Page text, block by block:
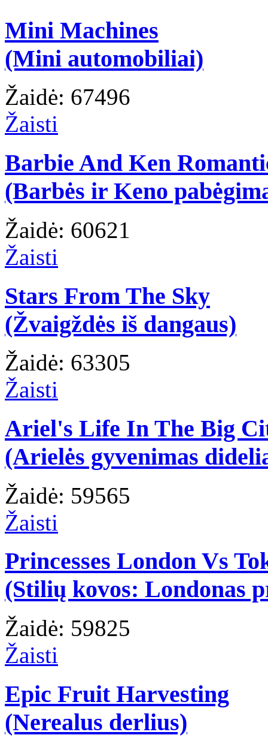
Mini Machines
(Mini automobiliai)
Žaidė: 67496
Žaisti
Barbie And Ken
(Barbės ir Keno
Žaidė: 60621
Žaisti
Stars From The Sky
(Žvaigždės iš dangaus)
Žaidė: 63305
Žaisti
Ariel's Life In The Big
(Arielės gyvenimas
Žaidė: 59565
Žaisti
Princesses London Vs
(Stilių kovos: Londonas
Žaidė: 59825
Žaisti
Epic Fruit Harvesting
(Nerealus derlius)